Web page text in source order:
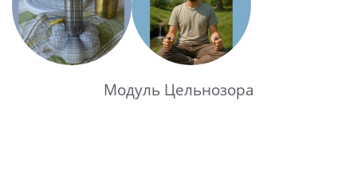
Модуль Цельнозора